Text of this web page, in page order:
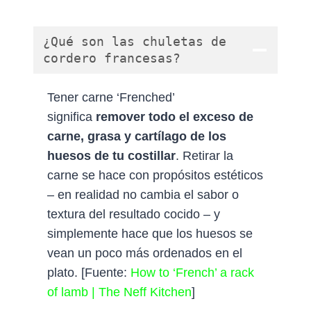
¿Qué son las chuletas de
cordero francesas?
Tener carne ‘Frenched’
significa remover todo el exceso de
carne, grasa y cartílago de los
huesos de tu costillar. Retirar la
carne se hace con propósitos estéticos
– en realidad no cambia el sabor o
textura del resultado cocido – y
simplemente hace que los huesos se
vean un poco más ordenados en el
plato. [Fuente: How to ‘French’ a rack
of lamb | The Neff Kitchen]